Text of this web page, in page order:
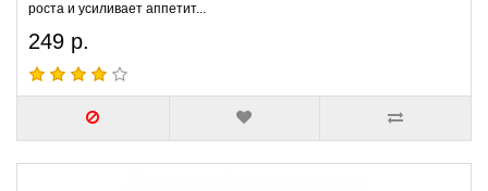
роста и усиливает аппетит...
249 р.